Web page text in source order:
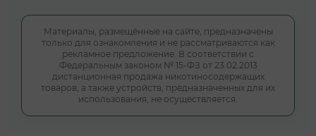
Материалы, размещённые на сайте, предназначены
только для ознакомления и не рассматриваются как
рекламное предложение. В соответствии с
Федеральным законом № 15-ФЗ от 23.02.2013
дистанционная продажа никотиносодержащих
товаров, а также устройств, предназначенных для их
использования, не осуществляется.